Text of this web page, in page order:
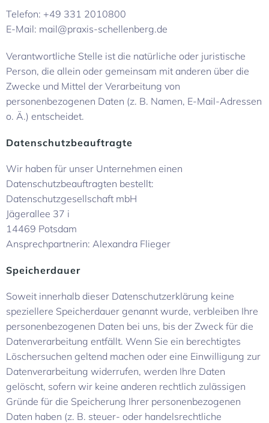
Telefon: +49 331 2010800
E-Mail: mail@praxis-schellenberg.de
Verantwortliche Stelle ist die natürliche oder juristische
Person, die allein oder gemeinsam mit anderen über die
Zwecke und Mittel der Verarbeitung von
personenbezogenen Daten (z. B. Namen, E-Mail-Adressen
o. Ä.) entscheidet.
Datenschutzbeauftragte
Wir haben für unser Unternehmen einen
Datenschutzbeauftragten bestellt:
Datenschutzgesellschaft mbH
Jägerallee 37 i
14469 Potsdam
Ansprechpartnerin: Alexandra Flieger
Speicherdauer
Soweit innerhalb dieser Datenschutzerklärung keine
speziellere Speicherdauer genannt wurde, verbleiben Ihre
personenbezogenen Daten bei uns, bis der Zweck für die
Datenverarbeitung entfällt. Wenn Sie ein berechtigtes
Löschersuchen geltend machen oder eine Einwilligung zur
Datenverarbeitung widerrufen, werden Ihre Daten
gelöscht, sofern wir keine anderen rechtlich zulässigen
Gründe für die Speicherung Ihrer personenbezogenen
Daten haben (z. B. steuer- oder handelsrechtliche